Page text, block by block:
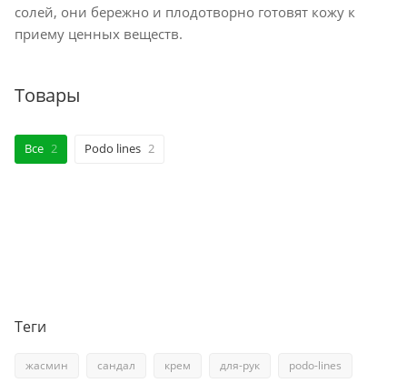
солей, они бережно и плодотворно готовят кожу к
приему ценных веществ.
Товары
Все 2 Podo lines 2
Теги
жасмин сандал крем для-рук
podo-lines